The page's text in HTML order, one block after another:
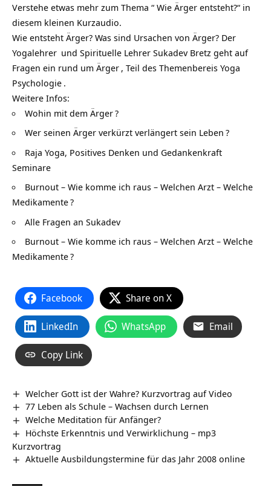
Verstehe etwas mehr zum Thema “ Wie Ärger entsteht?“ in
diesem kleinen Kurzaudio.
Wie entsteht Ärger? Was sind Ursachen von Ärger? Der
Yogalehrer und Spirituelle Lehrer Sukadev Bretz geht auf
Fragen ein rund um Ärger , Teil des Themenbereis Yoga
Psychologie .
Weitere Infos:
Wohin mit dem Ärger?
Wer seinen Ärger verkürzt verlängert sein Leben ?
Raja Yoga, Positives Denken und Gedankenkraft
Seminare
Burnout – Wie komme ich raus – Welchen Arzt – Welche
Medikamente?
Alle Fragen an Sukadev
Burnout – Wie komme ich raus – Welchen Arzt – Welche
Medikamente?
Facebook Share on X
LinkedIn WhatsApp Email
Copy Link
Welcher Gott ist der Wahre? Kurzvortrag auf Video
77 Leben als Schule – Wachsen durch Lernen
Welche Meditation für Anfänger?
Höchste Erkenntnis und Verwirklichung – mp3
Kurzvortrag
Aktuelle Ausbildungstermine für das Jahr 2008 online